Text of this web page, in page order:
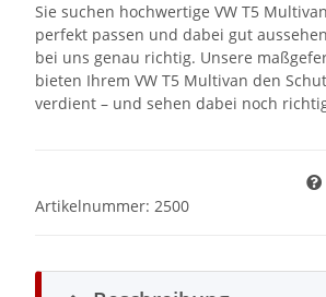
Sie suchen hochwertige VW T5 Multivan
perfekt passen und dabei gut
bei uns genau richtig. Unsere
bieten Ihrem VW T5 Multivan den
verdient – und sehen dabei noch
Artikelnummer: 2500